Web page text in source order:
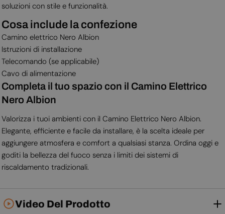
soluzioni con stile e funzionalità.
Cosa include la confezione
Camino elettrico Nero Albion
Istruzioni di installazione
Telecomando (se applicabile)
Cavo di alimentazione
Completa il tuo spazio con il Camino Elettrico
Nero Albion
Valorizza i tuoi ambienti con il Camino Elettrico Nero Albion.
Elegante, efficiente e facile da installare, è la scelta ideale per
aggiungere atmosfera e comfort a qualsiasi stanza. Ordina oggi e
goditi la bellezza del fuoco senza i limiti dei sistemi di
riscaldamento tradizionali.
Video Del Prodotto